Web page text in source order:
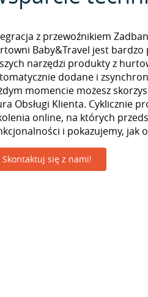
z przewoźnikiem
Baby&Travel jest bardzo
narzędzi produkty z
dodane i
momencie możesz
Obsługi Klienta. Cyklicznie
online, na których
i pokazujemy, jak
Skontaktuj się z nami!